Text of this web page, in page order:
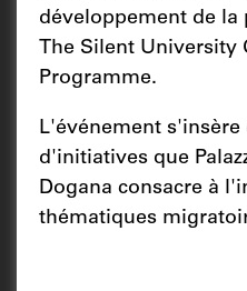
développement de la
The Silent University
Programme.
L'événement
d'initiatives que
Dogana consacre à
thématiques